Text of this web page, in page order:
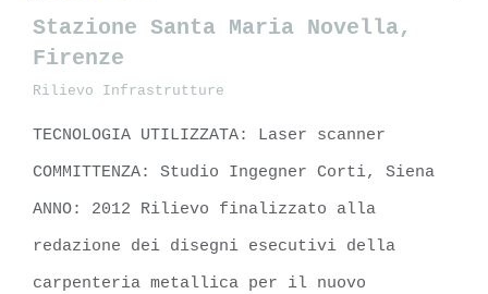
Stazione Santa Maria Novella,
Firenze
Rilievo Infrastrutture
TECNOLOGIA UTILIZZATA: Laser scanner
COMMITTENZA: Studio Ingegner Corti, Siena
ANNO: 2012 Rilievo finalizzato alla
redazione dei disegni esecutivi della
carpenteria metallica per il nuovo